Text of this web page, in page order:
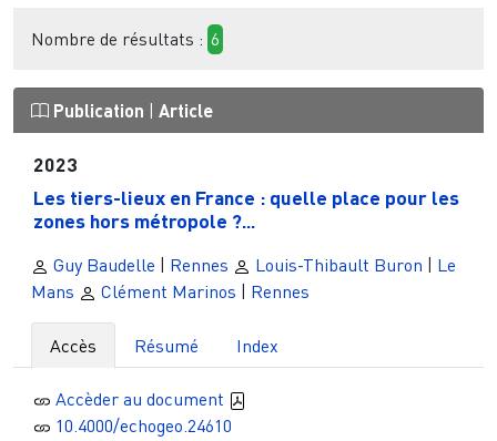
Nombre de résultats : 6
Publication Article
2023
Les tiers-lieux en France : quelle place pour les
zones hors métropole ?...
Guy Baudelle | Rennes Louis-Thibault Buron | Le
Mans
Clément Marinos | Rennes
Accès Résumé Index
Accèder au document
10.4000/echogeo.24610